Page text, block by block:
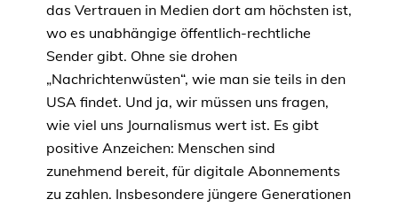
das Vertrauen in Medien dort am höchsten ist,
wo es unabhängige öffentlich-rechtliche
Sender gibt. Ohne sie drohen
„Nachrichtenwüsten“, wie man sie teils in den
USA findet. Und ja, wir müssen uns fragen,
wie viel uns Journalismus wert ist. Es gibt
positive Anzeichen: Menschen sind
zunehmend bereit, für digitale Abonnements
zu zahlen. Insbesondere jüngere Generationen